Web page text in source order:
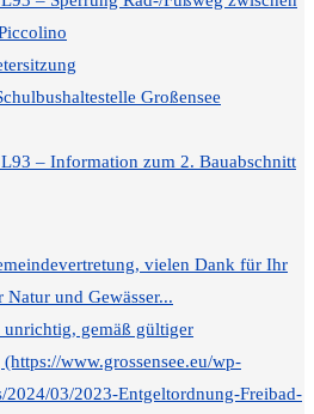
Großensee
– Information zum 2. Bauabschnitt
vielen Dank für Ihr
Natur und Gewässer...
unrichtig, gemäß gültiger
www.grossensee.eu/wp-
2024/03/2023-Entgeltordnung-Freibad-